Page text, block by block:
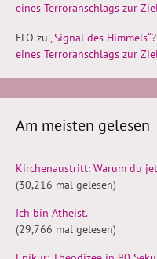
eines Terroranschlags zur
FLO zu „Signal des
eines Terroranschlags zur
Am meisten gelesen
Kirchenaustritt: Warum du
(30,216 mal gelesen)
Ich bin Atheist.
(29,766 mal gelesen)